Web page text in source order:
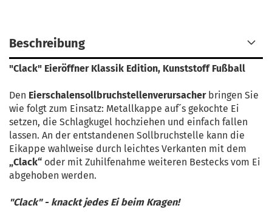
Beschreibung
"Clack" Eieröffner Klassik Edition, Kunststoff Fußball
Den Eierschalensollbruchstellenverursacherbringen Sie
wie folgt zum Einsatz: Metallkappe auf´s gekochte Ei
setzen, die Schlagkugel hochziehen und einfach fallen
lassen. An der entstandenen Sollbruchstelle kann die
Eikappe wahlweise durch leichtes Verkanten mit dem
„Clack“ oder mit Zuhilfenahme weiteren Bestecks vom Ei
abgehoben werden.
"Clack" - knackt jedes Ei beim Kragen!